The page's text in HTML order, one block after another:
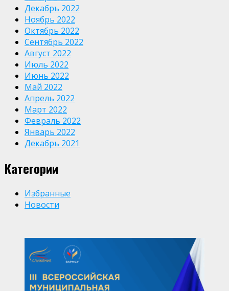
Декабрь 2022
Ноябрь 2022
Октябрь 2022
Сентябрь 2022
Август 2022
Июль 2022
Июнь 2022
Май 2022
Апрель 2022
Март 2022
Февраль 2022
Январь 2022
Декабрь 2021
Категории
Избранные
Новости